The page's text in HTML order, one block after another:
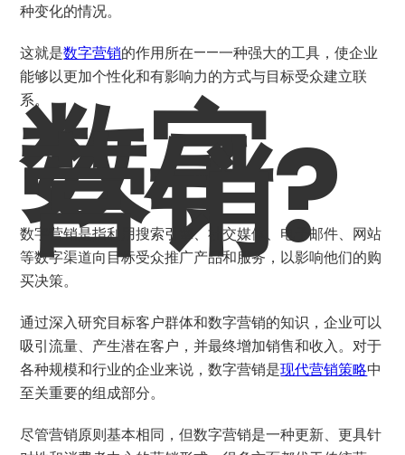
种变化的情况。
这就是数字营销的作用所在——一种强大的工具，使企业
能够以更加个性化和有影响力的方式与目标受众建立联
系。
数字
营销?
数字营销是指利用搜索引擎、社交媒体、电子邮件、网站
等数字渠道向目标受众推广产品和服务，以影响他们的购
买决策。
通过深入研究目标客户群体和数字营销的知识，企业可以
吸引流量、产生潜在客户，并最终增加销售和收入。对于
各种规模和行业的企业来说，数字营销是现代营销策略中
至关重要的组成部分。
尽管营销原则基本相同，但数字营销是一种更新、更具针